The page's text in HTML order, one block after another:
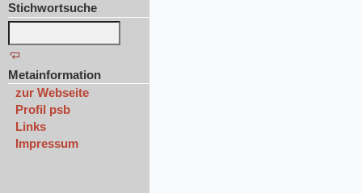
Stichwortsuche
Metainformation
zur Webseite
Profil psb
Links
Impressum